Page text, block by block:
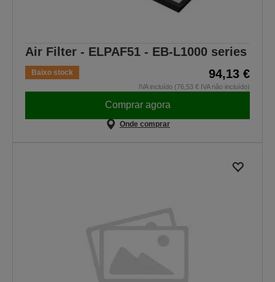
Air Filter - ELPAF51 - EB-L1000 series
Baixo stock 94,13 €
IVA incluído (76,53 € IVA não incluído)
Comprar agora
Onde comprar